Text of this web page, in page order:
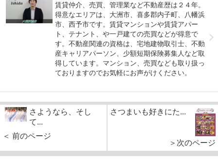
賃貸仲介、売買、管理業など不動産歴は２４年。
得意なエリアは、大洲市、喜多郡内子町、八幡浜
市、西予市です。賃貸マンションや賃貸アパー
ト、テナント、や一戸建ての売買などが得意で
す。不動産関連の資格は、宅地建物取引士、不動
産キャリアパーソン、少額短期保険募集人など取
得しています。マンション、売買なども取り扱っ
ておりますのでお気軽にお声がけください。
さようなら、そし
て...
＜ 前のページ
さつまいも好きにた...
＞次のページ